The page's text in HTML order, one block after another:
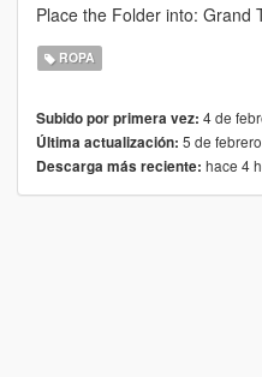
Place the Folder into: Grand
ROPA
Subido por primera vez: 4 de
Última actualización: 5 de
Descarga más reciente: hace 4